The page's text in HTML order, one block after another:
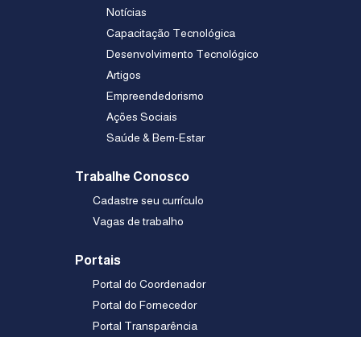
Novidades
Notícias
Capacitação Tecnológica
Desenvolvimento Tecnológico
Artigos
Empreendedorismo
Ações Sociais
Trabalhe Conosco
Cadastre seu currículo
Portais
Portal do Coordenador
Portal do Fornecedor